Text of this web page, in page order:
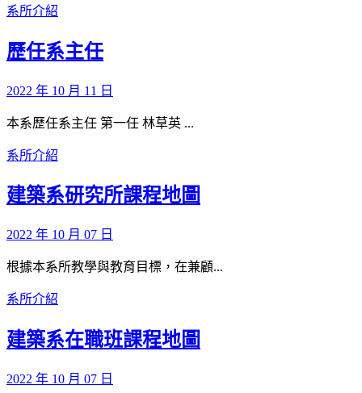
系所介紹
歷任系主任
2022 年 10 月 11 日
本系歷任系主任 第一任 林草英 ...
系所介紹
建築系研究所課程地圖
2022 年 10 月 07 日
根據本系所教學與教育目標，在兼顧...
系所介紹
建築系在職班課程地圖
2022 年 10 月 07 日